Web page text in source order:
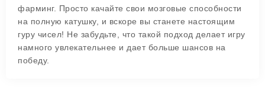
фарминг. Просто качайте свои мозговые способности
на полную катушку, и вскоре вы станете настоящим
гуру чисел! Не забудьте, что такой подход делает игру
намного увлекательнее и дает больше шансов на
победу.